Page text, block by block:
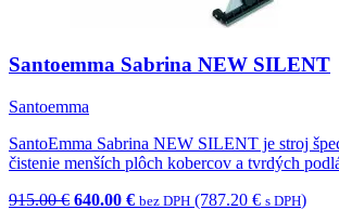
Santoemma Sabrina NEW SILENT
Santoemma
SantoEmma Sabrina NEW SILENT je stroj
čistenie menších plôch kobercov a tvrdých
915.00 € 640.00 € bez DPH (787.20 € s DPH)